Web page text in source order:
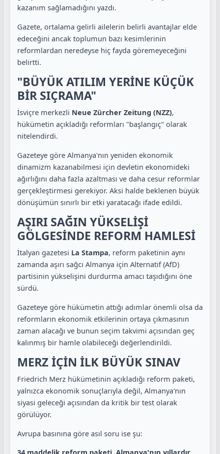
kazanım sağlamadığını yazdı.
Gazete, ortalama gelirli ailelerin belirli avantajlar elde
edeceğini ancak toplumun bazı kesimlerinin
reformlardan neredeyse hiç fayda göremeyeceğini
belirtti.
"BÜYÜK ATILIM YERİNE KÜÇÜK
BİR SIÇRAMA"
İsviçre merkezli Neue Zürcher Zeitung (NZZ),
hükümetin açıkladığı reformları "başlangıç" olarak
nitelendirdi.
Gazeteye göre Almanya'nın yeniden ekonomik
dinamizm kazanabilmesi için devletin ekonomideki
ağırlığını daha fazla azaltması ve daha cesur reformlar
gerçekleştirmesi gerekiyor. Aksi halde beklenen büyük
dönüşümün sınırlı bir etki yaratacağı ifade edildi.
AŞIRI SAĞIN YÜKSELİŞİ
GÖLGESİNDE REFORM HAMLESİ
İtalyan gazetesi La Stampa, reform paketinin aynı
zamanda aşırı sağcı Almanya için Alternatif (AfD)
partisinin yükselişini durdurma amacı taşıdığını öne
sürdü.
Gazeteye göre hükümetin attığı adımlar önemli olsa da
reformların ekonomik etkilerinin ortaya çıkmasının
zaman alacağı ve bunun seçim takvimi açısından geç
kalınmış bir hamle olabileceği değerlendirildi.
MERZ İÇİN İLK BÜYÜK SINAV
Friedrich Merz hükümetinin açıkladığı reform paketi,
yalnızca ekonomik sonuçlarıyla değil, Almanya'nın
siyasi geleceği açısından da kritik bir test olarak
görülüyor.
Avrupa basınına göre asıl soru ise şu: